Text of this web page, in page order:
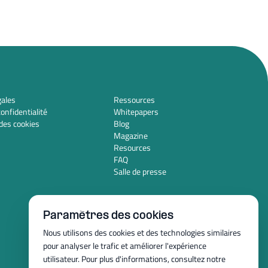
cookies
Ressources
Whitepapers
Blog
Magazine
Resources
FAQ
Salle de presse
Paramètres des cookies
Nous utilisons des cookies et des technologies similaires
pour analyser le trafic et améliorer l'expérience
utilisateur. Pour plus d'informations, consultez notre